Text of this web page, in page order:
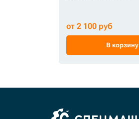
от 2 100 руб
В корзину